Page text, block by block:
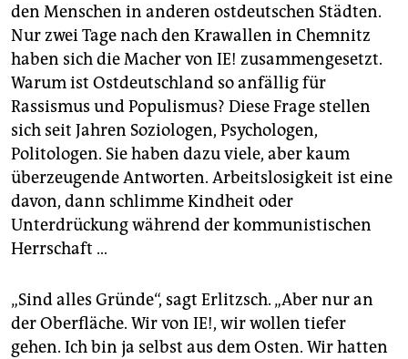
den Menschen in anderen ostdeutschen Städten.
Nur zwei Tage nach den Krawallen in Chemnitz
haben sich die Macher von IE! zusammengesetzt.
Warum ist Ostdeutschland so anfällig für
Rassismus und Populismus? Diese Frage stellen
sich seit Jahren Soziologen, Psychologen,
Politologen. Sie haben dazu viele, aber kaum
überzeugende Antworten. Arbeitslosigkeit ist eine
davon, dann schlimme Kindheit oder
Unterdrückung während der kommunistischen
Herrschaft …
„Sind alles Gründe“, sagt Erlitzsch. „Aber nur an
der Oberfläche. Wir von IE!, wir wollen tiefer
gehen. Ich bin ja selbst aus dem Osten. Wir hatten